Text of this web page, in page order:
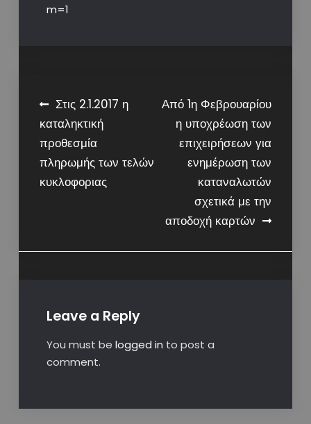
m=1
Post
navigation
Στις 2.1.2017 η
καταληκτική
προθεσμία
πληρωμής των τελών
κυκλοφοριας
Από 1η Φεβρουαρίου
η υποχρέωση των
επιχειρήσεων για
ενημέρωση των
καταναλωτών
σχετικά με την
αποδοχή καρτών
Leave a Reply
You must be logged in to post a
comment.